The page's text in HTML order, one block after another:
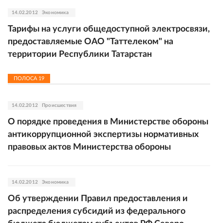
14.02.2012 Экономика
Тарифы на услуги общедоступной электросвязи,
предоставляемые ОАО "Таттелеком" на
территории Республики Татарстан
ПОЛОСА 19
14.02.2012 Происшествия
О порядке проведения в Министерстве обороны
антикоррупционной экспертизы нормативных
правовых актов Министерства обороны
14.02.2012 Экономика
Об утверждении Правил предоставления и
распределения субсидий из федерального